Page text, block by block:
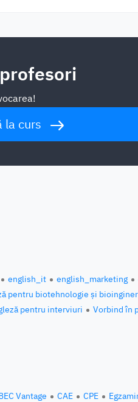
la curs
english_it english_marketing
pentru biotehnologie și
pentru interviuri Vorbind în
Vantage CAE CPE